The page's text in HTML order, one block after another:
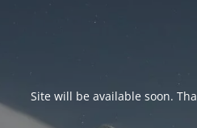
Site will be available soon.